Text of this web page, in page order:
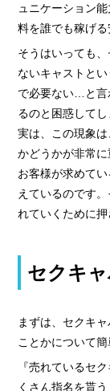
› 衣装・ド
› お酒が飲め
› お給料明
› 家具家電
› お給料日
› 人事部につ
› アリバイ
› 個人ロッ
› ニュース・
› 先輩たち
› 30歳から
› 用語集
ュニケーション
料を誰でも稼げる
そうはいっても
ないキャストと
で必要ない…と言
るのと困惑してし
実は、この現象
かどうかが非常
お客様が求めて
えているのです
れていくために押
セクキ
まずは、セクキ
ことかについて簡
『売れているセ
くさん指名を貰